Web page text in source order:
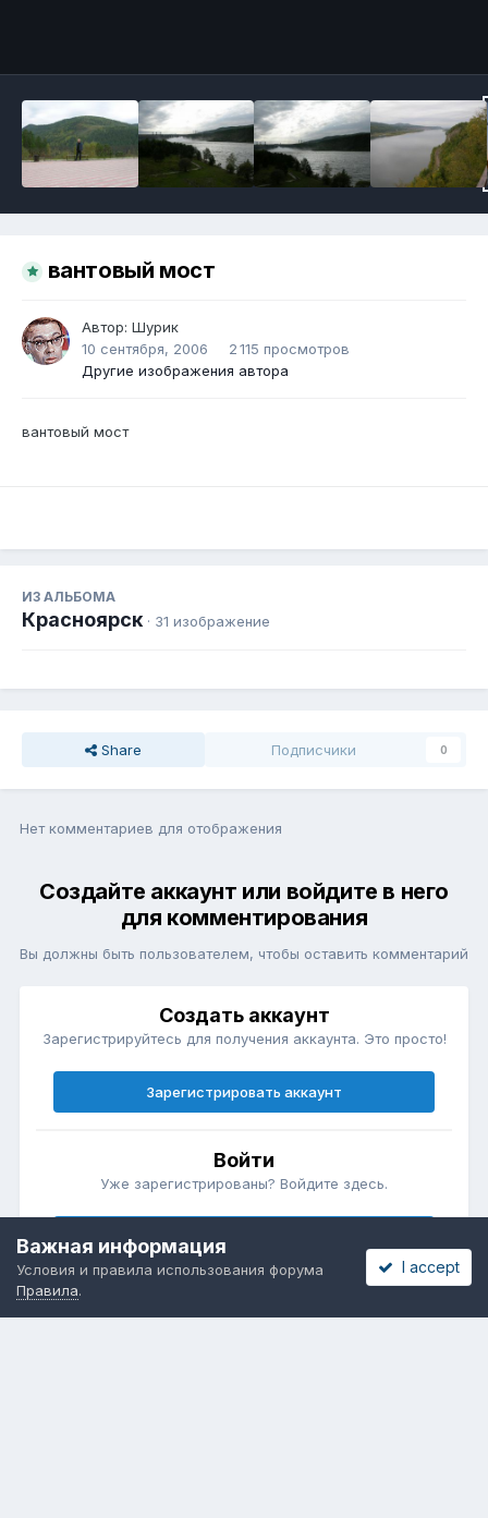
вантовый мост
Автор: Шурик
10 сентября, 2006
2 115 просмотров
Другие изображения автора
вантовый мост
ИЗ АЛЬБОМА
Красноярск · 31 изображение
Share Подписчики 0
Нет комментариев для отображения
Создайте аккаунт или войдите в него
для комментирования
Вы должны быть пользователем, чтобы оставить комментарий
Создать аккаунт
Зарегистрируйтесь для получения аккаунта. Это просто!
Зарегистрировать аккаунт
Войти
Уже зарегистрированы? Войдите здесь.
Важная информация
Условия и правила использования форума
Правила.
I accept